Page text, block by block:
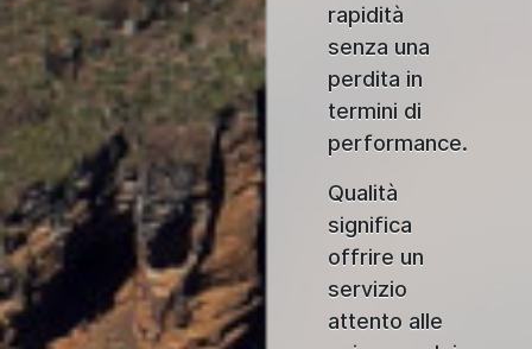
rapidità
senza una
perdita in
termini di
performance.
Qualità
significa
offrire un
servizio
attento alle